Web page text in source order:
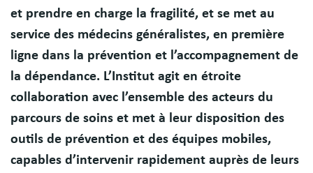
et prendre en charge la fragilité, et se met au
service des médecins généralistes, en première
ligne dans la prévention et l’accompagnement de
la dépendance. L’Institut agit en étroite
collaboration avec l’ensemble des acteurs du
parcours de soins et met à leur disposition des
outils de prévention et des équipes mobiles,
capables d’intervenir rapidement auprès de leurs